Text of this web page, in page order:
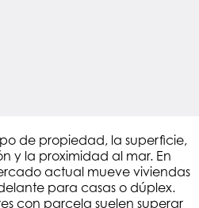
de propiedad, la superficie,
y la proximidad al mar. En
actual mueve viviendas
para casas o dúplex.
con parcela suelen superar